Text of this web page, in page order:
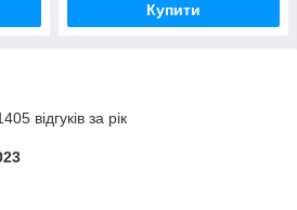
Купити
відгуків за рік